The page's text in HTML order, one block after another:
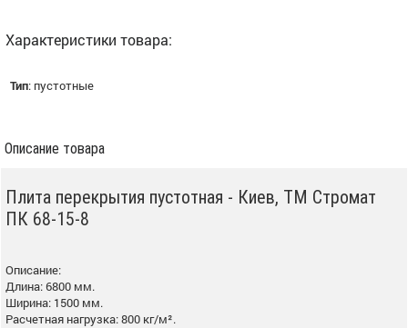
Характеристики товара:
Тип: пустотные
Описание товара
Плита перекрытия пустотная - Киев, ТМ Стромат
ПК 68-15-8
Описание:
Длина: 6800 мм.
Ширина: 1500 мм.
Расчетная нагрузка: 800 кг/м².